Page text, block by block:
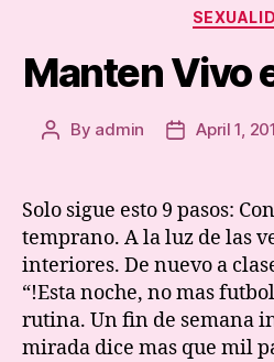
Manten Vivo
Post
By admin
PostApril 1,
Solo sigue esto 9 pasos:
temprano. A la luz de las
interiores. De nuevo a
“!Esta noche, no mas
rutina. Un fin de semana
mirada dice mas que mil